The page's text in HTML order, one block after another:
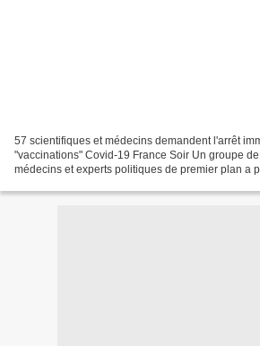
57 scientifiques et médecins demandent l'arrêt
"vaccinations" Covid-19 France Soir Un groupe
médecins et experts politiques de premier plan a